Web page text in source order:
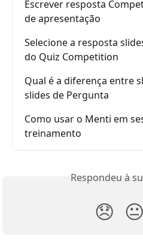
Escrever resposta
de apresentação
Selecione a resposta
do Quiz Competition
Qual é a diferença entre
slides de Pergunta
Como usar o Menti em
treinamento
Respondeu à
😞 😐